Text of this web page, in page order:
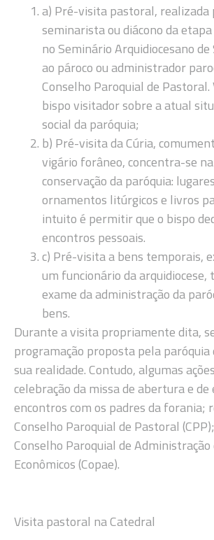
a) Pré-visita pastoral, realizada
seminarista ou diácono da
no Seminário Arquidiocesano de
ao pároco ou administrador
Conselho Paroquial de
bispo visitador sobre a atual
social da paróquia;
b) Pré-visita da Cúria,
vigário forâneo, concentra-se
conservação da paróquia:
ornamentos litúrgicos e livros
intuito é permitir que o bispo
encontros pessoais.
c) Pré-visita a bens temporais,
um funcionário da arquidiocese,
exame da administração da
bens.
Durante a visita propriamente dita,
programação proposta pela paróquia
sua realidade. Contudo, algumas
celebração da missa de abertura e
encontros com os padres da forania;
Conselho Paroquial de Pastoral
Conselho Paroquial de
Econômicos (Copae).
Visita pastoral na Catedral